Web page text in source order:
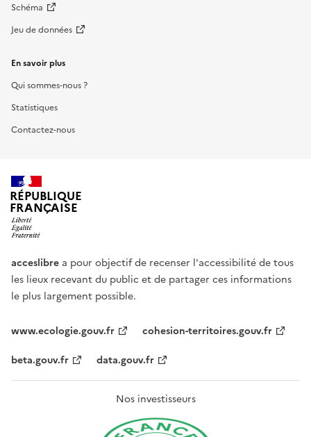
Schéma
Jeu de données
En savoir plus
Qui sommes-nous ?
Statistiques
Contactez-nous
RÉPUBLIQUE
FRANÇAISE
acceslibre a pour objectif de recenser l'accessibilité de tous
les lieux recevant du public et de partager ces informations
le plus largement possible.
www.ecologie.gouv.fr
cohesion-territoires.gouv.fr
beta.gouv.fr
data.gouv.fr
Nos investisseurs